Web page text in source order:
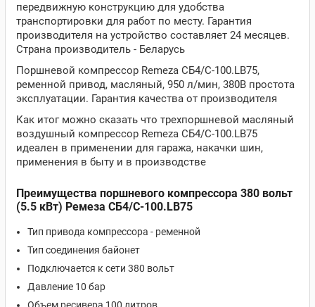
передвижную конструкцию для удобства
транспортировки для работ по месту. Гарантия
производителя на устройство составляет 24 месяцев.
Страна производитель - Беларусь
Поршневой компрессор Remeza СБ4/С-100.LB75,
ременной привод, масляный, 950 л/мин, 380В простота
эксплуатации. Гарантия качества от производителя
Как итог можно сказать что трехпоршневой масляный
воздушный компрессор Remeza СБ4/С-100.LB75
идеален в применении для гаража, накачки шин,
применения в быту и в производстве
Преимущества поршневого компрессора 380 вольт
(5.5 кВт) Ремеза СБ4/С-100.LB75
Тип привода компрессора - ременной
Тип соединения байонет
Подключается к сети 380 вольт
Давление 10 бар